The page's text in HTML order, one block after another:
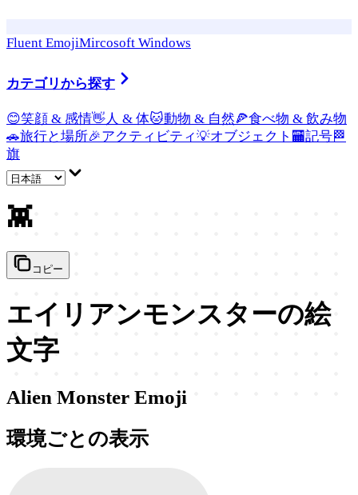
Fluent EmojiMircosoft Windows
カテゴリから探す
😊笑顔 & 感情👋 人 & 体🐱動物 & 自然🍕食べ物 & 飲み物
🚗旅行と場所🎉アクティビティ💡オブジェクト 🏧記号🏁
旗
👾
コピー
エイリアンモンスターの絵
文字
Alien Monster Emoji
環境ごとの表示